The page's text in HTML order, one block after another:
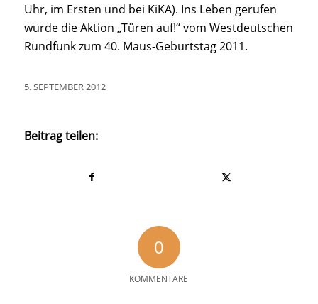
Uhr, im Ersten und bei KiKA). Ins Leben gerufen
wurde die Aktion „Türen auf!“ vom Westdeutschen
Rundfunk zum 40. Maus-Geburtstag 2011.
5. SEPTEMBER 2012
Beitrag teilen:
0
KOMMENTARE